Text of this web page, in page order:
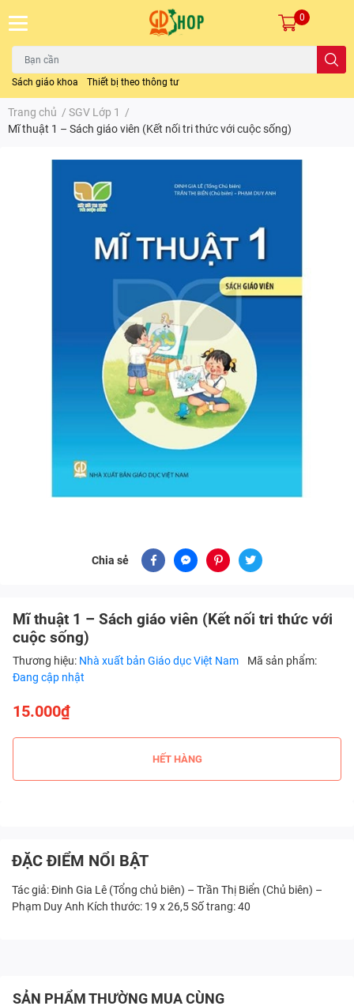
Sách giáo khoa Thiết bị theo thông tư
0
Trang chủ / SGV Lớp 1
/
Mĩ thuật 1 – Sách giáo viên (Kết nối tri thức với cuộc sống)
Chia sẻ
Mĩ thuật 1 – Sách giáo viên (Kết nối tri thức với
cuộc sống)
Thương hiệu: Nhà xuất bản Giáo dục Việt Nam
Mã sản phẩm:
Đang cập nhật
15.000₫
HẾT HÀNG
ĐẶC ĐIỂM NỔI BẬT
Tác giả: Đinh Gia Lê (Tổng chủ biên) – Trần Thị Biển (Chủ biên) –
Phạm Duy Anh Kích thước: 19 x 26,5 Số trang: 40
SẢN PHẨM THƯỜNG MUA CÙNG